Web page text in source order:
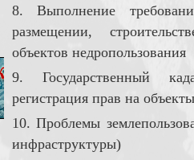
8. Выполнение
размещении,
объектов недропользования
9. Государственный
регистрация прав на
10. Проблемы
инфраструктуры)